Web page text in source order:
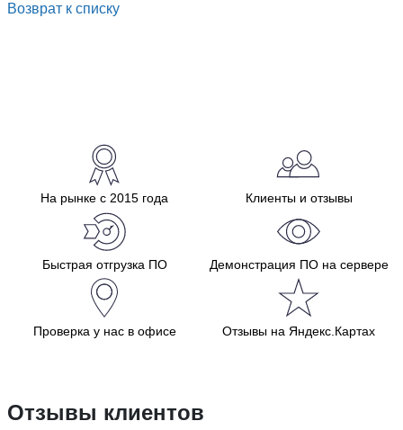
Возврат к списку
На рынке с 2015 года Клиенты и отзывы
Быстрая отгрузка ПО Демонстрация ПО на сервере
Проверка у нас в офисе Отзывы на Яндекс.Картах
Отзывы клиентов